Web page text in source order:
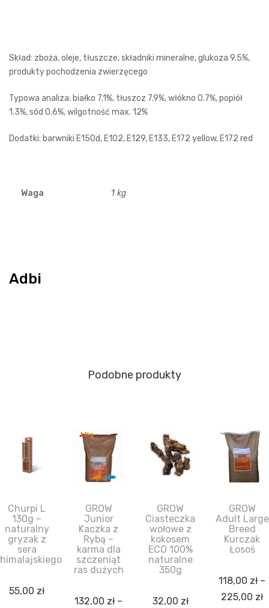
Skład: zboża, oleje, tłuszcze, składniki mineralne, glukoza 9.5%,
produkty pochodzenia zwierzęcego
Typowa analiza: białko 7.1%, tłuszcz 7.9%, włókno 0.7%, popiół
1.3%, sód 0.6%, wilgotność max. 12%
Dodatki: barwniki E150d, E102, E129, E133, E172 yellow, E172 red
Waga 1 kg
Adbi
Podobne produkty
Churpi L
130g –
naturalny
gryzak z
sera
himalajskiego
55,00 zł
GROW
Junior
Kaczka z
Rybą –
karma dla
szczeniąt
ras dużych
132,00 zł –
GROW
Ciasteczka
wołowe z
kokosem
ECO 100%
naturalne
350g
32,00 zł
GROW
Adult Large
Breed
Kurczak
Łosoś
118,00 zł –
225,00 zł